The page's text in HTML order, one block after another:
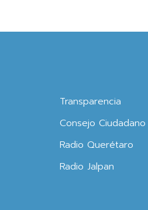
Transparencia
Consejo Ciudadano
Radio Querétaro
Radio Jalpan